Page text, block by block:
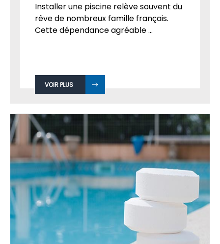
Installer une piscine relève souvent du
rêve de nombreux famille français.
Cette dépendance agréable ...
VOIR PLUS